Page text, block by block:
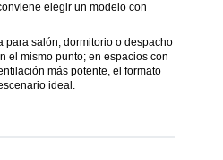
elegir un modelo con
para salón, dormitorio o despacho
el mismo punto; en espacios con
más potente, el formato
ideal.